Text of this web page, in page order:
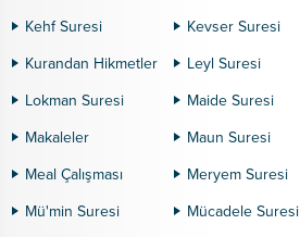
Kehf Suresi
Kevser Suresi
Kurandan Hikmetler
Leyl Suresi
Lokman Suresi
Maide Suresi
Makaleler
Maun Suresi
Meal Çalışması
Meryem Suresi
Mü'min Suresi
Mücadele Suresi